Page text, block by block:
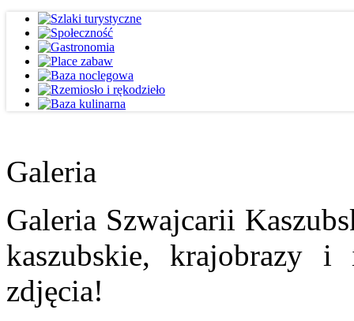
Galeria
Galeria Szwajcarii
kaszubskie, krajobrazy
zdjęcia!